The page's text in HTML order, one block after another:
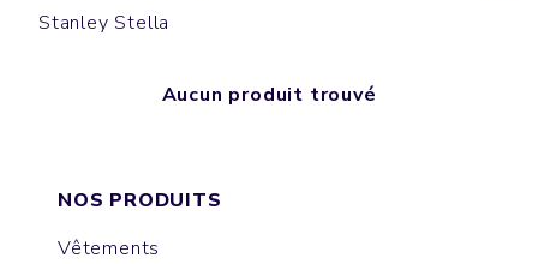
Stanley Stella
Aucun produit trouvé
NOS PRODUITS
Vêtements